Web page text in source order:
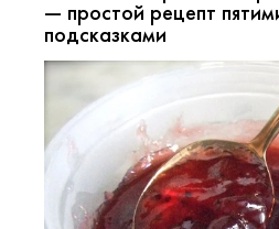
— простой рецепт
подсказками